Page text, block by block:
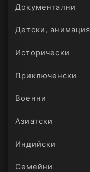
Документални
Детски, анимация
Исторически
Приключенски
Военни
Азиатски
Индийски
Семейни